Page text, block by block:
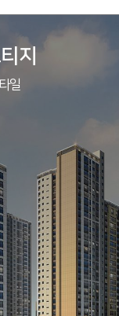
지
일